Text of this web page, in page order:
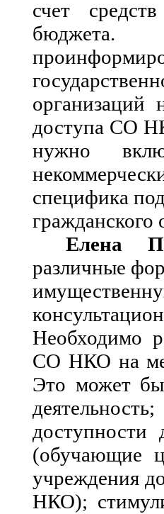
счет
организаций
доступа СО
нужно
специфика
Елена
различные
Необходимо
СО НКО на
Это может
(обучающие
учреждения
НКО);